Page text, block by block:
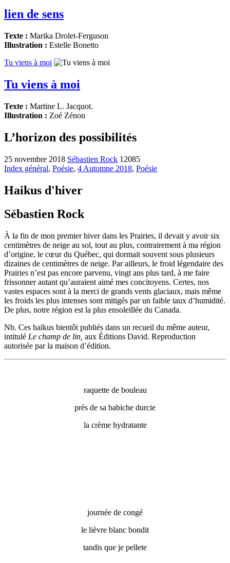
lien de sens
Texte : Marika Drolet-Ferguson
Illustration : Estelle Bonetto
Tu viens à moi
Tu viens à moi
Texte : Martine L. Jacquot.
Illustration : Zoé Zénon
L’horizon des possibilités
25 novembre 2018 Sébastien Rock 12085
Index général, Poésie, 4 Automne 2018, Poésie
Haikus d'hiver
Sébastien Rock
À la fin de mon premier hiver dans les Prairies, il devait y avoir six
centimètres de neige au sol, tout au plus, contrairement à ma région
d’origine, le cœur du Québec, qui dormait souvent sous plusieurs
dizaines de centimètres de neige. Par ailleurs, le froid légendaire des
Prairies n’est pas encore parvenu, vingt ans plus tard, à me faire
frissonner autant qu’auraient aimé mes concitoyens. Certes, nos
vastes espaces sont à la merci de grands vents glaciaux, mais même
les froids les plus intenses sont mitigés par un faible taux d’humidité.
De plus, notre région est la plus ensoleillée du Canada.
Nb. Ces haïkus bientôt publiés dans un recueil du même auteur,
intitulé Le champ de lin, aux Éditions David. Reproduction
autorisée par la maison d’édition.
raquette de bouleau
près de sa babiche durcie
la crème hydratante
journée de congé
le lièvre blanc bondit
tandis que je pellete